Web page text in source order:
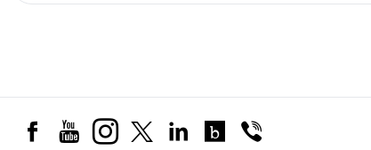
Посочените цени в брой са валидни
месечни вноски по договор за
Офертите за закупуване на
за съответния тарифен план.